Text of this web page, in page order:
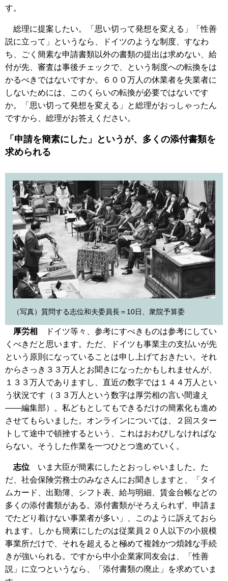
す。
総理に提案したい。「思い切って発想を変える」「性善
説に立って」というなら、ドイツのような制度、すなわ
ち、ごく簡素な申請書類以外の書類の提出は求めない、給
付が先、審査は事後チェックで、という制度への転換をは
かるべきではないですか。６００万人の休業者を失業者に
しないためには、このくらいの転換が必要ではないです
か。「思い切って発想を変える」と総理がおっしゃったん
ですから、総理がお答えください。
「申請を簡素にした」というが、多くの添付書類を
求められる
（写真）質問する志位和夫委員長＝10日、衆院予算委
厚労相
ドイツ等々、参考にすべきものは参考にしてい
くべきだと思います。ただ、ドイツも事業主の支払いが先
という原則になっていることは申し上げておきたい。それ
からさっき３３万人とお聞きになったかもしれませんが、
１３３万人でありますし、直近の数字では１４４万人とい
う状況です（３３万人という数字は厚労相の言い間違え
――編集部）。私どもとしてもできるだけの簡素化も進め
させてもらいました。オンラインについては、２回スター
トして途中で頓挫するという、これはおわびしなければな
らない。そうした作業を一つひとつ進めていく。
志位 いま大臣が簡素にしたとおっしゃいました。た
だ、社会保険労務士のみなさんにお聞きしますと、「タイ
ムカード、出勤簿、シフト表、給与明細、賃金台帳などの
多くの添付書類がある。添付書類がそろえられず、申請ま
でたどり着けない事業者が多い」、このように訴えておら
れます。しかも簡素にしたのは従業員２０人以下の小規模
事業所だけで、それを超えると極めて複雑かつ煩雑な手続
きが強いられる。ですから中小企業家同友会は、「性善
説」に立つというなら、「添付書類の廃止」を求めていま